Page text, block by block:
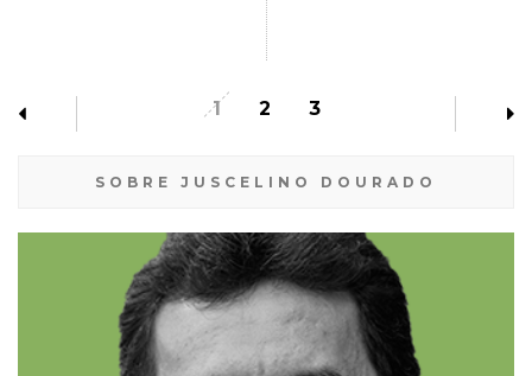
1 2 3
SOBRE JUSCELINO DOURADO